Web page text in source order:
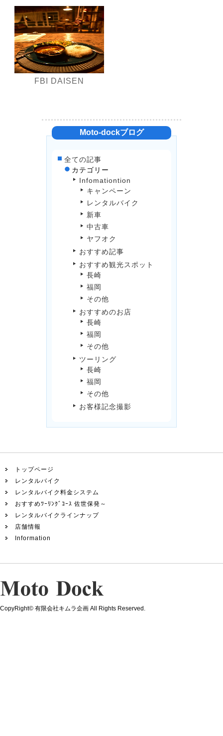
FBI DAISEN
Moto-dockブログ
全ての記事
カテゴリー
Infomationtion
キャンペーン
レンタルバイク
新車
中古車
ヤフオク
おすすめ記事
おすすめ観光スポット
長崎
福岡
その他
おすすめのお店
長崎
福岡
その他
ツーリング
長崎
福岡
その他
お客様記念撮影
トップページ
レンタルバイク
レンタルバイク料金システム
おすすめﾂｰﾘﾝｸﾞｺｰｽ 佐世保発～
レンタルバイクラインナップ
店舗情報
Information
CopyRight© 有限会社キムラ企画 All Rights Reserved.